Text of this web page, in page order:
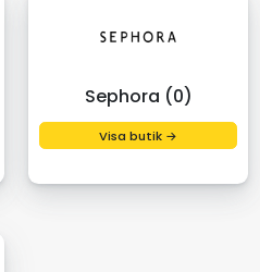
Sephora (0)
Visa butik →